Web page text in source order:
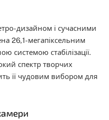
дизайном і сучасними
26,1-мегапіксельним
системою стабілізації.
спектр творчих
її чудовим вибором для